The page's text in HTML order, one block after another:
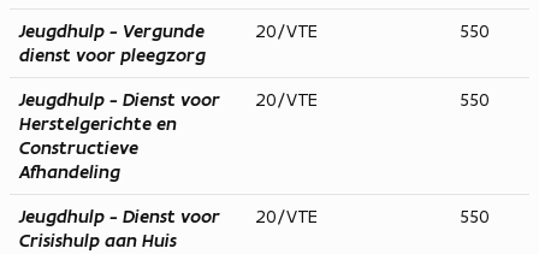
Jeugdhulp - Vergunde
dienst voor pleegzorg
20/VTE 550
Jeugdhulp - Dienst voor
Herstelgerichte en
Constructieve
Afhandeling
20/VTE 550
Jeugdhulp - Dienst voor
Crisishulp aan Huis
20/VTE 550